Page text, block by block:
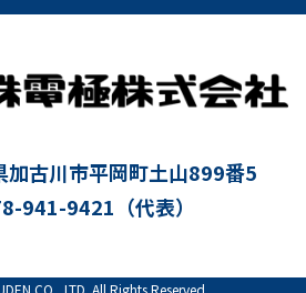
加古川市平岡町土山899番5
941-9421（代表）
CO., LTD. All Rights Reserved.